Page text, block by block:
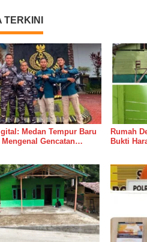
TERKINI
Medan Tempur Baru
Gencatan
Rumah
Bukti